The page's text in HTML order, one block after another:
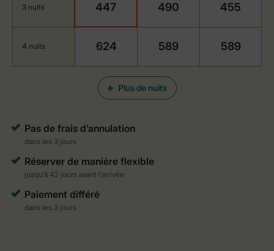
Plus de nuits
3 nuits 447 490 455
4 nuits 624 589 589